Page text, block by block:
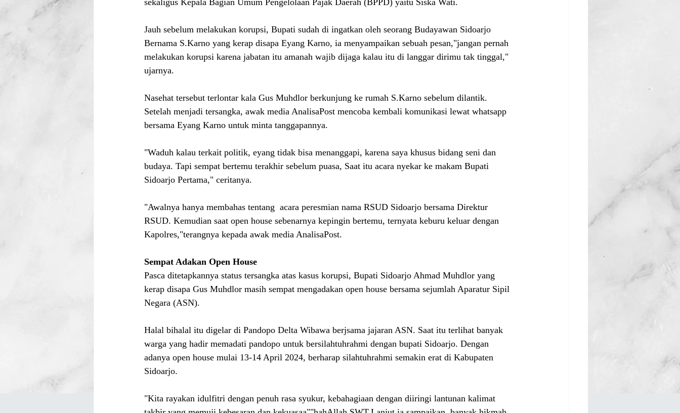
Jauh sebelum melakukan korupsi, Bupati sudah di ingatkan oleh seorang Budayawan Sidoarjo
Bernama S.Karno yang kerap disapa Eyang Karno, ia menyampaikan sebuah pesan,"jangan pernah
melakukan korupsi karena jabatan itu amanah wajib dijaga kalau itu di langgar dirimu tak tinggal,"
ujarnya.
Nasehat tersebut terlontar kala Gus Muhdlor berkunjung ke rumah S.Karno sebelum dilantik.
Setelah menjadi tersangka, awak media AnalisaPost mencoba kembali komunikasi lewat whatsapp
bersama Eyang Karno untuk minta tanggapannya.
"Waduh kalau terkait politik, eyang tidak bisa menanggapi, karena saya khusus bidang seni dan
budaya. Tapi sempat bertemu terakhir sebelum puasa, Saat itu acara nyekar ke makam Bupati
Sidoarjo Pertama," ceritanya.
"Awalnya hanya membahas tentang  acara peresmian nama RSUD Sidoarjo bersama Direktur
RSUD. Kemudian saat open house sebenarnya kepingin bertemu, ternyata keburu keluar dengan
Kapolres,"terangnya kepada awak media AnalisaPost.
Sempat Adakan Open House
Pasca ditetapkannya status tersangka atas kasus korupsi, Bupati Sidoarjo Ahmad Muhdlor yang
kerap disapa Gus Muhdlor masih sempat mengadakan open house bersama sejumlah Aparatur Sipil
Negara (ASN).
Halal bihalal itu digelar di Pandopo Delta Wibawa berjsama jajaran ASN. Saat itu terlihat banyak
warga yang hadir memadati pandopo untuk bersilahtuhrahmi dengan bupati Sidoarjo. Dengan
adanya open house mulai 13-14 April 2024, berharap silahtuhrahmi semakin erat di Kabupaten
Sidoarjo.
"Kita rayakan idulfitri dengan penuh rasa syukur, kebahagiaan dengan diiringi lantunan kalimat